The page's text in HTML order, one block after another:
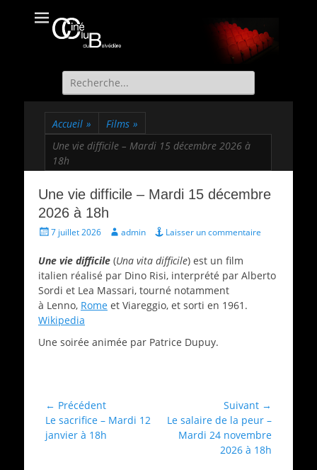
Ciné Club du
Belvédère
Site officiel du Ciné Club de St Martin d'Uriage
Recherche
de:
Accueil » Films »
Une vie difficile – Mardi 15 décembre 2026 à
18h
Une vie difficile – Mardi 15 décembre
2026 à 18h
Écrit7 juillet 2026 Auteur
admin Laisser un commentaire
Une vie difficile (Una vita difficile) est un film
italien réalisé par Dino Risi, interprété par Alberto
Sordi et Lea Massari, tourné notamment
à Lenno, Rome et Viareggio, et sorti en 1961.
Wikipedia
Une soirée animée par Patrice Dupuy.
Navigation
de
l’article
← Précédent
Article
précédent :
Le sacrifice – Mardi 12
janvier à 18h
Suivant →
Article
suivant :
Le salaire de la peur –
Mardi 24 novembre
2026 à 18h